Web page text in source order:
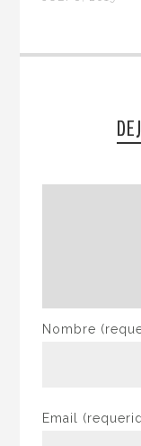
Nombre
Email